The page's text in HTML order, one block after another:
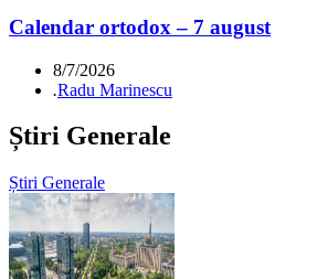
Calendar ortodox – 7 august
8/7/2026
.Radu Marinescu
Știri Generale
Știri Generale